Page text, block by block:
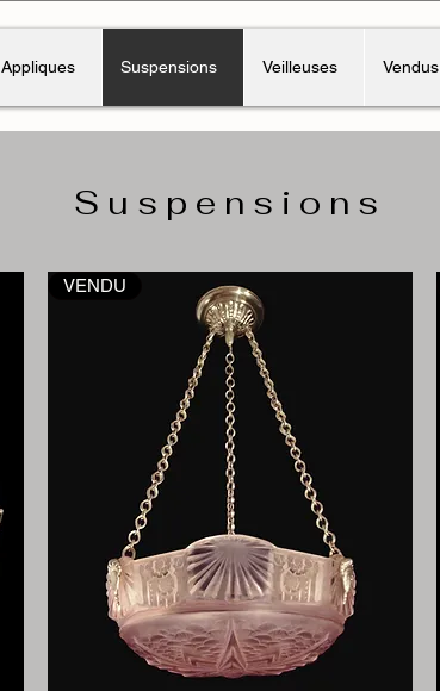
Appliques Suspensions Veilleuses Vendus
Suspensions
VENDU